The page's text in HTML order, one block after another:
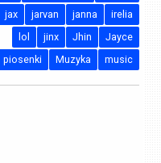
irelia
janna
jarvan
jax
Jayce
Jhin
jinx
lol
music
Muzyka
piosenki